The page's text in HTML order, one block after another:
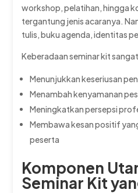
workshop, pelatihan, hingga
tergantung jenis acaranya.
tulis, buku agenda, identitas
Keberadaan seminar kit
Menunjukkan keseriusan
Menambah kenyamanan
Meningkatkan persepsi
Membawa kesan positif
peserta
Komponen
Seminar Kit